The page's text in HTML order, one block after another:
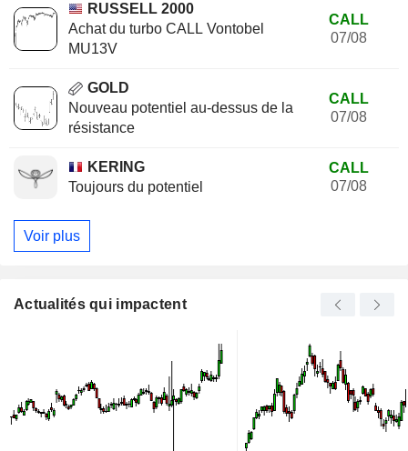
RUSSELL 2000
Achat du turbo CALL Vontobel
MU13V
CALL
07/08
GOLD
Nouveau potentiel au-dessus de la
résistance
CALL
07/08
KERING
Toujours du potentiel
CALL
07/08
Voir plus
Actualités qui impactent